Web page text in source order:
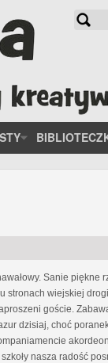
Szukaj
Sanie piękne
stronach wiejskiej
goście.
dzisiaj, choć
nasza radość